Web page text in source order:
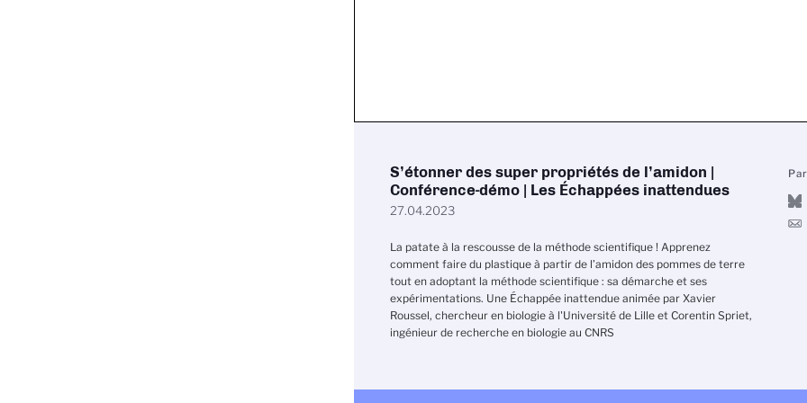
S’étonner des super propriétés de l’amidon |
Conférence-démo | Les Échappées inattendues
27.04.2023
La patate à la rescousse de la méthode scientifique ! Apprenez
comment faire du plastique à partir de l’amidon des pommes de terre
tout en adoptant la méthode scientifique : sa démarche et ses
expérimentations. Une Échappée inattendue animée par Xavier
Roussel, chercheur en biologie à l'Université de Lille et Corentin Spriet,
ingénieur de recherche en biologie au CNRS